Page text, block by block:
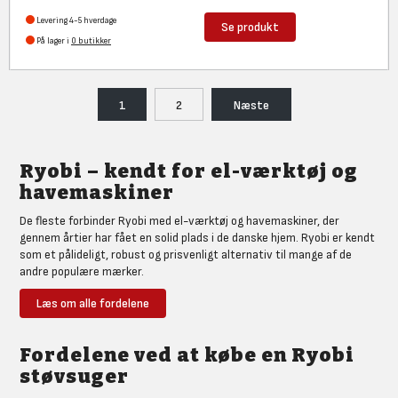
Levering 4-5 hverdage
På lager i 0 butikker
Se produkt
1 2 Næste
Ryobi – kendt for el-værktøj og
havemaskiner
De fleste forbinder Ryobi med el-værktøj og havemaskiner, der
gennem årtier har fået en solid plads i de danske hjem. Ryobi er kendt
som et pålideligt, robust og prisvenligt alternativ til mange af de
andre populære mærker.
Udvalget af 18V og 36V spænder i dag fra boremaskiner til
plæneklippere, og fælles for dem alle er, at udstyret har et godt
POWER
Med ONE+ kan du i dag bruge de samme 18V batterier på tværs af
mere end 200 forskellige maskiner – en fleksibilitet, som gør Ryobi til
Læs om alle fordelene
Fordelene ved at købe en Ryobi
støvsuger